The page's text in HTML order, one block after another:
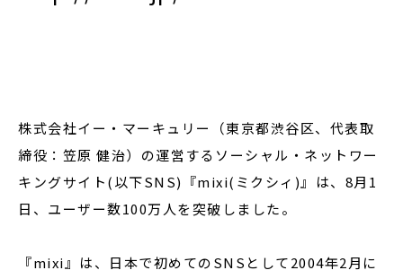
株式会社イー・マーキュリー（東京都渋谷区、代表取
締役：笠原 健治）の運営するソーシャル・ネットワー
キングサイト(以下SNS)『mixi(ミクシィ)』は、8月1
日、ユーザー数100万人を突破しました。
『mixi』は、日本で初めてのSNSとして2004年2月に